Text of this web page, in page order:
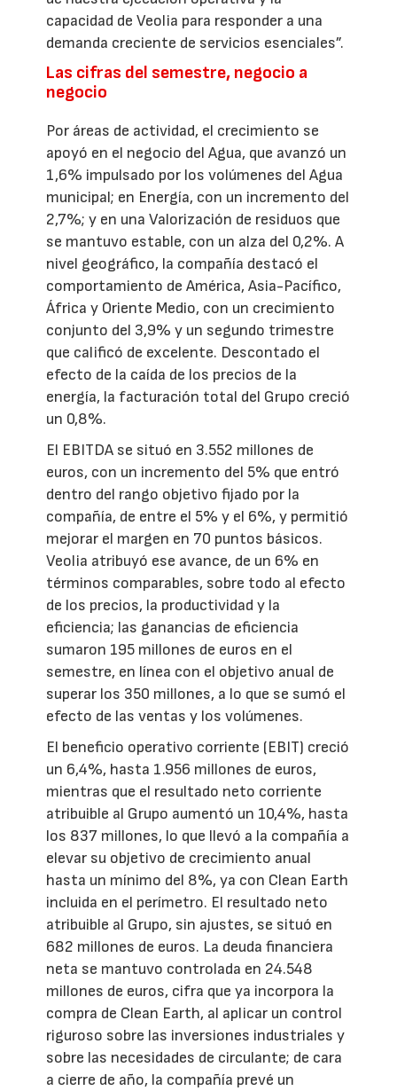
capacidad de Veolia para responder a una
demanda creciente de servicios esenciales”.
Las cifras del semestre, negocio a
negocio
Por áreas de actividad, el crecimiento se
apoyó en el negocio del Agua, que avanzó un
1,6% impulsado por los volúmenes del Agua
municipal; en Energía, con un incremento del
2,7%; y en una Valorización de residuos que
se mantuvo estable, con un alza del 0,2%. A
nivel geográfico, la compañía destacó el
comportamiento de América, Asia-Pacífico,
África y Oriente Medio, con un crecimiento
conjunto del 3,9% y un segundo trimestre
que calificó de excelente. Descontado el
efecto de la caída de los precios de la
energía, la facturación total del Grupo creció
un 0,8%.
El EBITDA se situó en 3.552 millones de
euros, con un incremento del 5% que entró
dentro del rango objetivo fijado por la
compañía, de entre el 5% y el 6%, y permitió
mejorar el margen en 70 puntos básicos.
Veolia atribuyó ese avance, de un 6% en
términos comparables, sobre todo al efecto
de los precios, la productividad y la
eficiencia; las ganancias de eficiencia
sumaron 195 millones de euros en el
semestre, en línea con el objetivo anual de
superar los 350 millones, a lo que se sumó el
efecto de las ventas y los volúmenes.
El beneficio operativo corriente (EBIT) creció
un 6,4%, hasta 1.956 millones de euros,
mientras que el resultado neto corriente
atribuible al Grupo aumentó un 10,4%, hasta
los 837 millones, lo que llevó a la compañía a
elevar su objetivo de crecimiento anual
hasta un mínimo del 8%, ya con Clean Earth
incluida en el perímetro. El resultado neto
atribuible al Grupo, sin ajustes, se situó en
682 millones de euros. La deuda financiera
neta se mantuvo controlada en 24.548
millones de euros, cifra que ya incorpora la
compra de Clean Earth, al aplicar un control
riguroso sobre las inversiones industriales y
sobre las necesidades de circulante; de cara
a cierre de año, la compañía prevé un